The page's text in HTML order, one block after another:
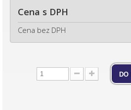
Cena s DPH
Cena bez DPH
do